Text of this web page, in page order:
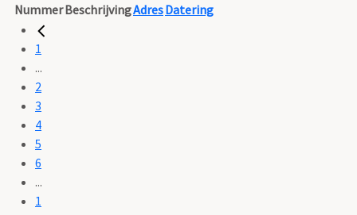
NummerBeschrijvingAdresDatering
1
...
2
3
4
5
6
...
1